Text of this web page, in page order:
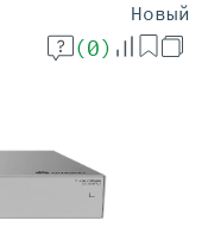
Новый
(0)